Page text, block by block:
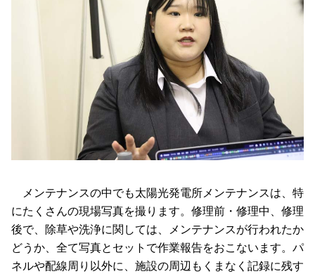
メンテナンスの中でも太陽光発電所メンテナンスは、特
にたくさんの現場写真を撮ります。修理前・修理中、修理
後で、除草や洗浄に関しては、メンテナンスが行われたか
どうか、全て写真とセットで作業報告をおこないます。パ
ネルや配線周り以外に、施設の周辺もくまなく記録に残す